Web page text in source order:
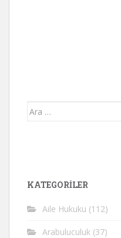
Arama
KATEGORİLER
Aile Hukuku (112)
Arabuluculuk (37)